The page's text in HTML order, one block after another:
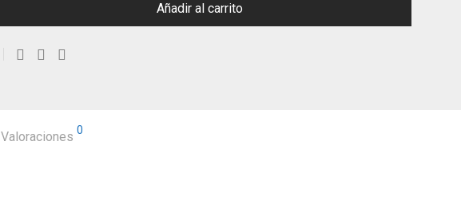
Añadir al carrito
Valoraciones 0